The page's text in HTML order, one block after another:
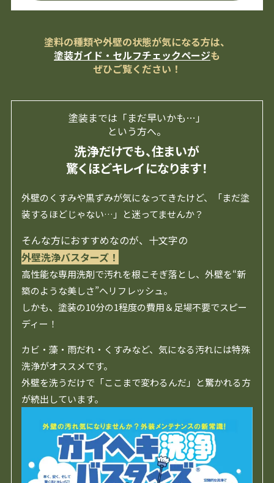
塗料の種類や外壁の状態が気になる方は、
塗装ガイド・セルフチェックページも
ぜひご覧ください！
塗装までは「まだ早いかも…」
という方へ。
洗浄だけでも、住まいが
驚くほどキレイになります！
外壁のくすみや黒ずみが気になってきたけど、「まだ塗
装するほどじゃない…」と迷ってませんか？
そんな方におすすめなのが、十文字の
外壁洗浄バスターズ！
高性能な専用洗剤で汚れを根こそぎ落とし、外壁を“新
築のような美しさ”へリフレッシュ。
しかも、塗装の10分の1程度の費用＆足場不要でスピー
ディー！
カビ・藻・雨だれ・くすみなど、気になる汚れには特殊
洗浄がオススメです。
外壁を洗うだけで「ここまで変わるんだ」と驚かれる方
が続出しています。